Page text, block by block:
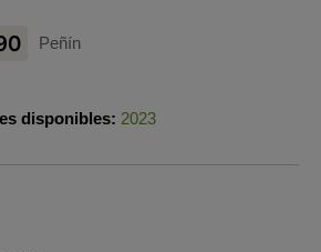
Peñín
disponibles: 2023